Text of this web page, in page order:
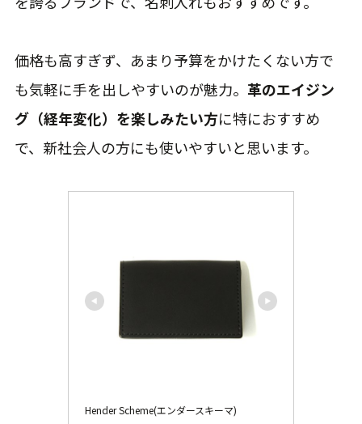
価格も高すぎず、あまり予算をかけたくない方で
も気軽に手を出しやすいのが魅力。 革のエイジン
グ（経年変化）を楽しみたい方に特におすすめ
で、新社会人の方にも使いやすいと思います。
Hender Scheme(エンダースキーマ)